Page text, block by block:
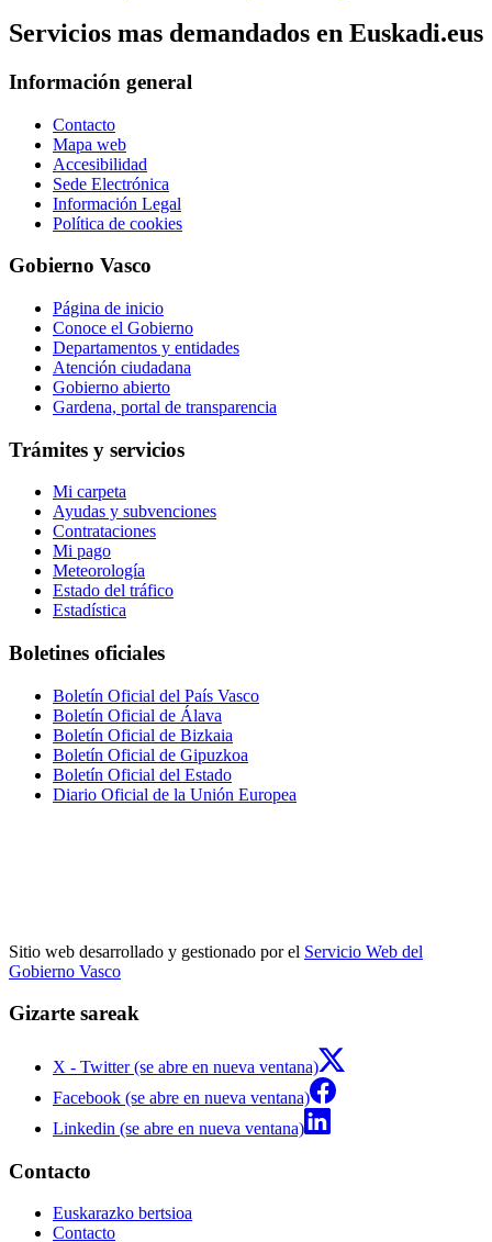
Servicios mas demandados en Euskadi.eus
Información general
Contacto
Mapa web
Accesibilidad
Sede Electrónica
Información Legal
Política de cookies
Gobierno Vasco
Página de inicio
Conoce el Gobierno
Departamentos y entidades
Atención ciudadana
Gobierno abierto
Gardena, portal de transparencia
Trámites y servicios
Mi carpeta
Ayudas y subvenciones
Contrataciones
Mi pago
Meteorología
Estado del tráfico
Estadística
Boletines oficiales
Boletín Oficial del País Vasco
Boletín Oficial de Álava
Boletín Oficial de Bizkaia
Boletín Oficial de Gipuzkoa
Boletín Oficial del Estado
Diario Oficial de la Unión Europea
Sitio web desarrollado y gestionado por el Servicio Web del
Gobierno Vasco
Gizarte sareak
X - Twitter (se abre en nueva ventana)
Facebook (se abre en nueva ventana)
Linkedin (se abre en nueva ventana)
Contacto
Euskarazko bertsioa
Contacto